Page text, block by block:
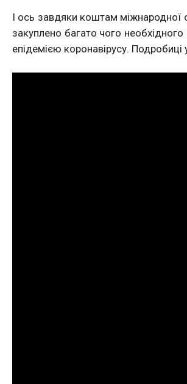
І ось завдяки коштам міжнародної
закуплено багато чого
епідемією коронавірусу. Подробиці